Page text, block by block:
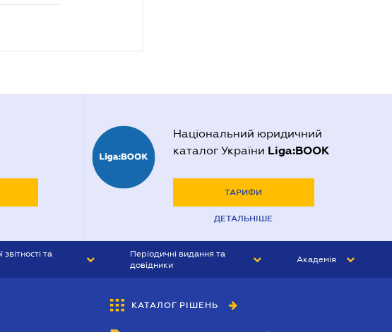
Національний юридичний
каталог України Liga:BOOK
ТАРИФИ
ДЕТАЛЬНІШЕ
та
Періодичні видання та
довідники
БУХГАЛТЕР&ЗАКОН
Академія
КАТАЛОГ РІШЕНЬ